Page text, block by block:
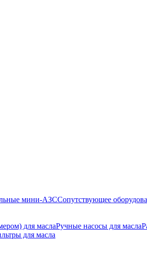
мини-АЗССопутствующее
для маслаРучные насосы для масла
для масла